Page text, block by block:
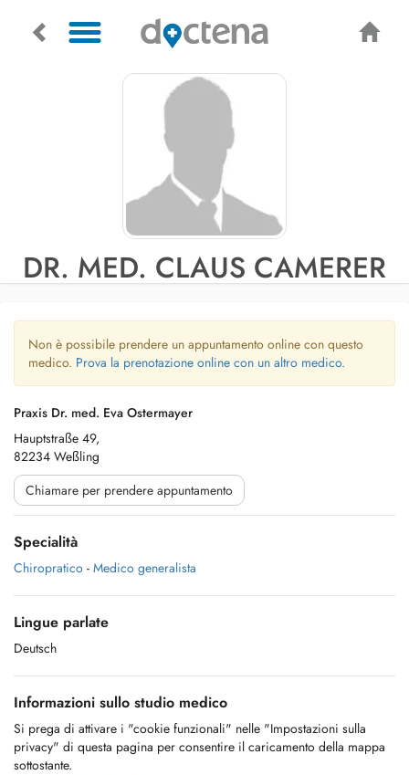
DR. MED. CLAUS CAMERER
Non è possibile prendere un appuntamento online con questo
medico. Prova la prenotazione online con un altro medico.
Praxis Dr. med. Eva Ostermayer
Hauptstraße 49,
82234 Weßling
Chiamare per prendere appuntamento
Specialità
Chiropratico - Medico generalista
Lingue parlate
Deutsch
Informazioni sullo studio medico
Si prega di attivare i "cookie funzionali" nelle "Impostazioni sulla
privacy" di questa pagina per consentire il caricamento della mappa
sottostante.